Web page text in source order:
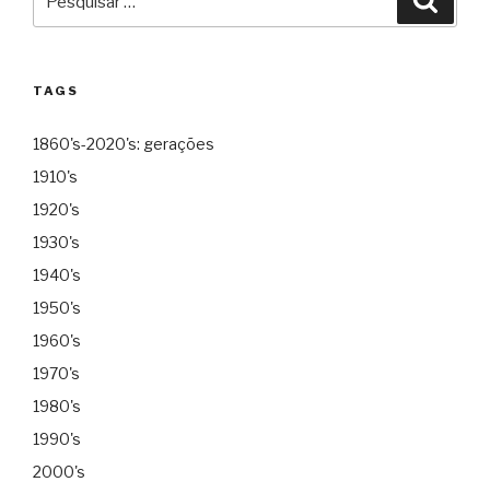
TAGS
1860's-2020's: gerações
1910's
1920's
1930's
1940's
1950's
1960's
1970's
1980's
1990's
2000's